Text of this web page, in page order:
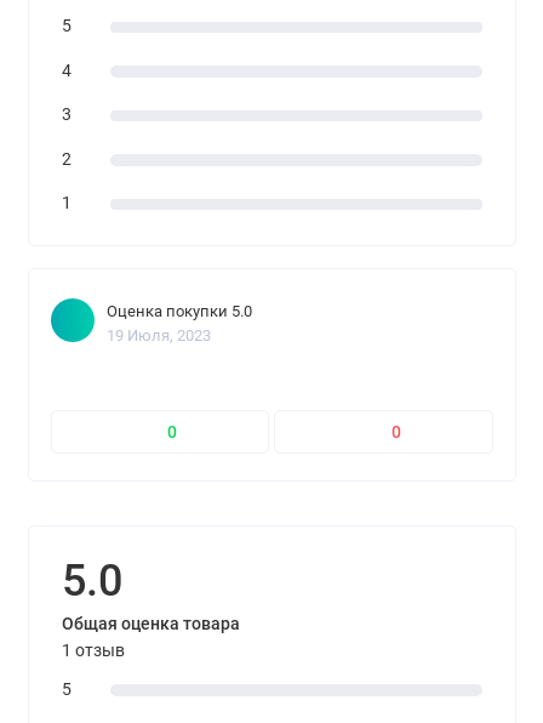
5
4
3
2
1
Оценка покупки 5.0
19 Июля, 2023
0 0
5.0
Общая оценка товара
1 отзыв
5